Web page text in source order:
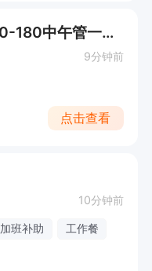
日结兼职长期均可（160-180中午管一顿餐）
9分钟前
点击查看
10分钟前
加班补助
工作餐